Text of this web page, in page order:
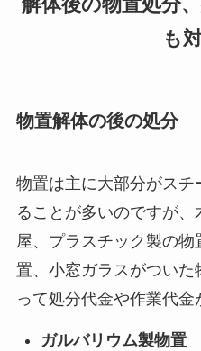
解体後の物置処分
も
物置解体の後の処分
物置は主に大部分がス
ることが多いのですが
屋、プラスチック製の
置、小窓ガラスがついた
って処分代金や作業代金
ガルバリウム製物置